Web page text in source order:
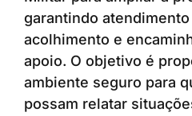
garantindo
acolhimento e
apoio. O objetivo é
ambiente seguro para
possam relatar